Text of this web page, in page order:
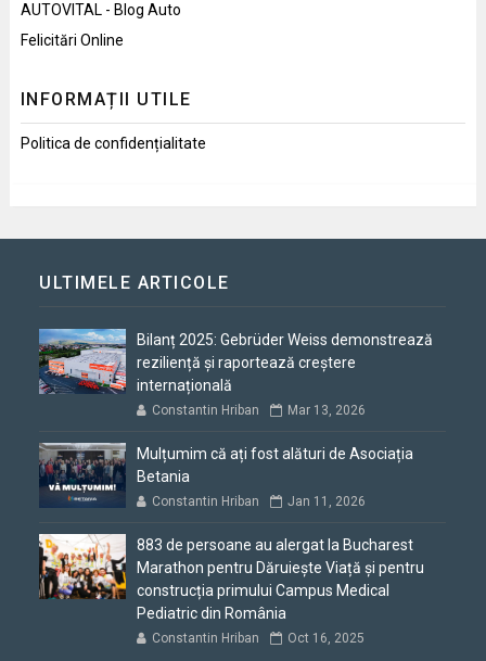
AUTOVITAL - Blog Auto
Felicitări Online
INFORMAȚII UTILE
Politica de confidențialitate
ULTIMELE ARTICOLE
Bilanț 2025: Gebrüder Weiss demonstrează
reziliență și raportează creștere
internațională
Constantin Hriban Mar 13, 2026
Mulțumim că ați fost alături de Asociația
Betania
Constantin Hriban Jan 11, 2026
883 de persoane au alergat la Bucharest
Marathon pentru Dăruiește Viață și pentru
construcția primului Campus Medical
Pediatric din România
Constantin Hriban Oct 16, 2025